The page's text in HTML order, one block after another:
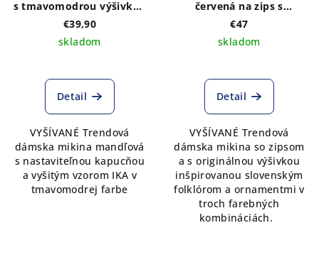
s tmavomodrou výšivkou
vzor IKA, mandľová
€39,90
skladom
Detail
VYŠÍVANÉ Trendová
dámska mikina mandľová
s nastaviteľnou kapucňou
a vyšitým vzorom IKA v
tmavomodrej farbe
červená na zips s
výšivkou na prednom a
zadnom diele vzor
MONIKA- výber z troch
€47
skladom
Detail
VYŠÍVANÉ Trendová
dámska mikina so zipsom
a s originálnou výšivkou
inšpirovanou slovenským
folklórom a ornamentmi v
troch farebných
kombináciách.